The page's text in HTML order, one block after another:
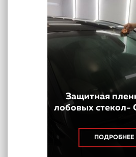
Защитная
лобовых стекол-
ПОДРОБНЕЕ